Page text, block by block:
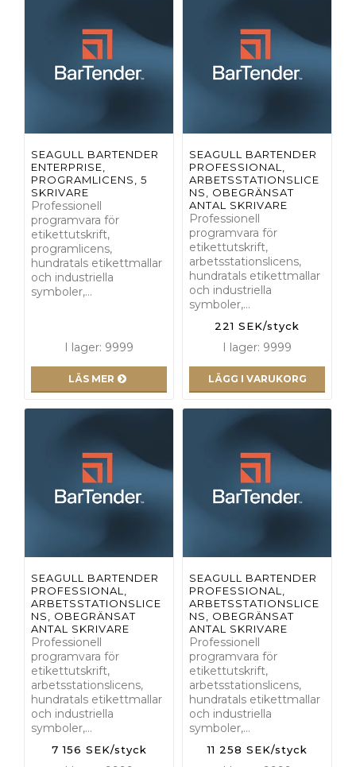
SEAGULL BARTENDER
ENTERPRISE,
PROGRAMLICENS, 5
SKRIVARE
Professionell
programvara för
etikettutskrift,
programlicens,
hundratals etikettmallar
och industriella
symboler,…
I lager: 9999
LÄS MER
SEAGULL BARTENDER
PROFESSIONAL,
ARBETSSTATIONSLICE
NS, OBEGRÄNSAT
ANTAL SKRIVARE
Professionell
programvara för
etikettutskrift,
arbetsstationslicens,
hundratals etikettmallar
och industriella
symboler,…
221 SEK/styck
I lager: 9999
LÄGG I VARUKORG
SEAGULL BARTENDER
PROFESSIONAL,
ARBETSSTATIONSLICE
NS, OBEGRÄNSAT
ANTAL SKRIVARE
Professionell
programvara för
etikettutskrift,
arbetsstationslicens,
hundratals etikettmallar
och industriella
symboler,…
7 156 SEK/styck
SEAGULL BARTENDER
PROFESSIONAL,
ARBETSSTATIONSLICE
NS, OBEGRÄNSAT
ANTAL SKRIVARE
Professionell
programvara för
etikettutskrift,
arbetsstationslicens,
hundratals etikettmallar
och industriella
symboler,…
11 258 SEK/styck